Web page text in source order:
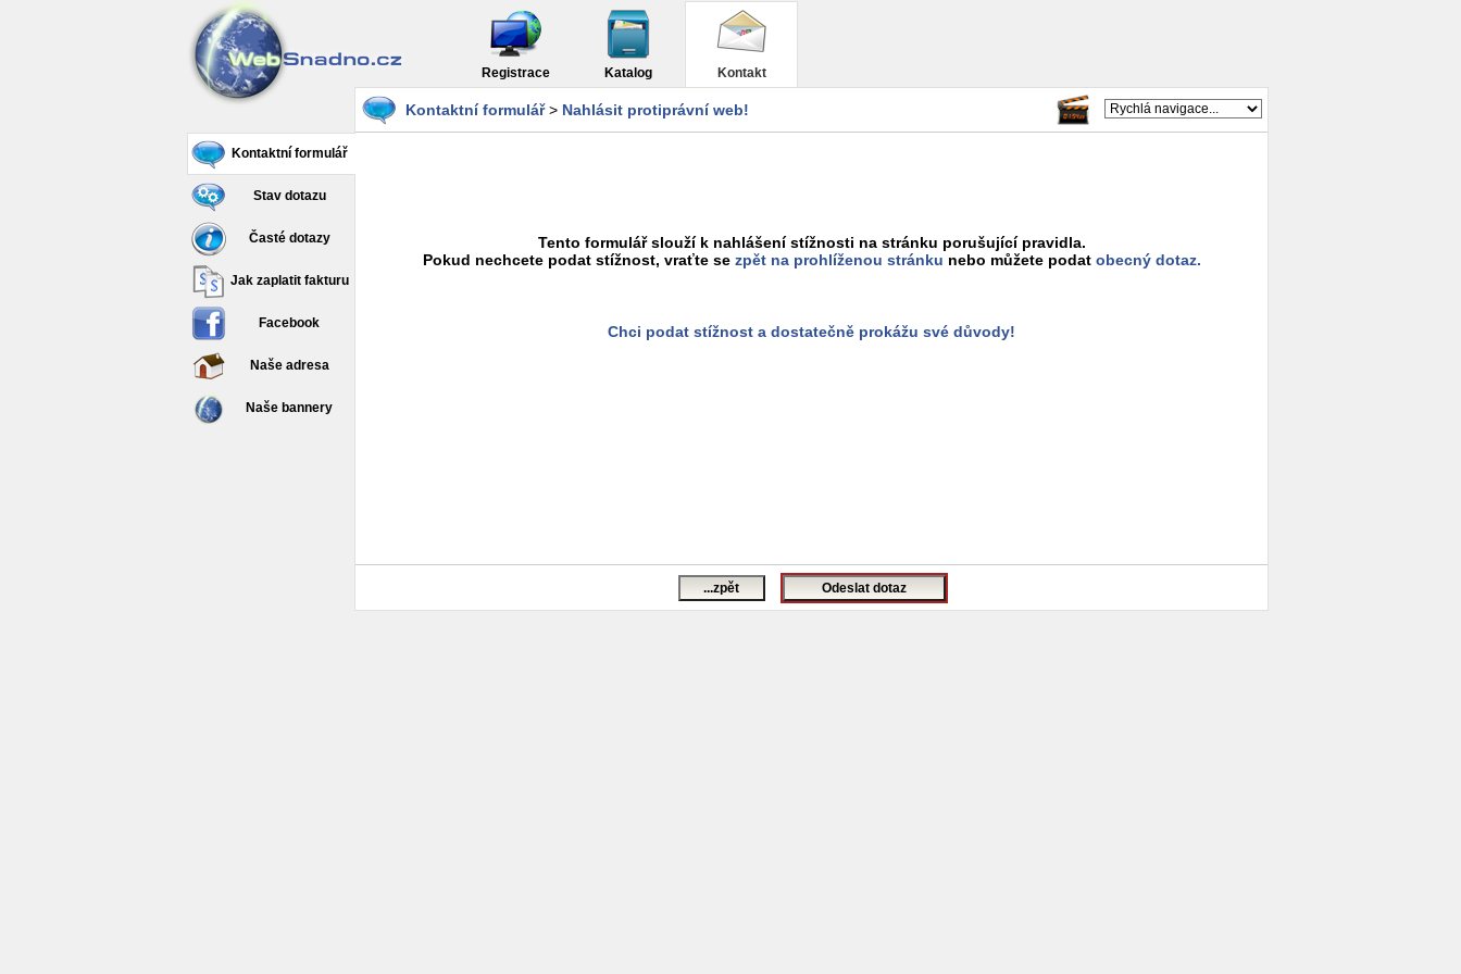
Registrace Katalog Kontakt
Kontaktní formulář
Stav dotazu
Časté dotazy
Jak zaplatit fakturu
Facebook
Naše adresa
Naše bannery
Kontaktní formulář> Nahlásit protiprávní web!
Tento formulář slouží k nahlášení stížnosti na stránku porušující pravidla.
Pokud nechcete podat stížnost, vraťte se zpět na prohlíženou stránku nebo můžete podat obecný dotaz.
Chci podat stížnost a dostatečně prokážu své důvody!